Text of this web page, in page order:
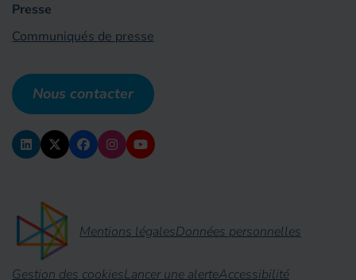
Presse
Communiqués de presse
Nous contacter
Mentions légalesDonnées personnelles
Gestion des cookiesLancer une alerteAccessibilité